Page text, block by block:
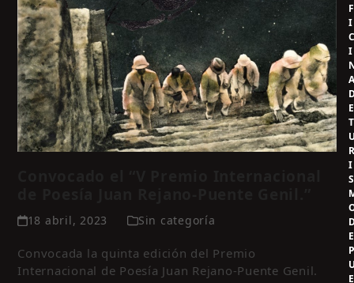
18 abril, 2023 Sin categoría
Convocada la quinta edición del Premio
Internacional de Poesía Juan Rejano-Puente Genil.
F
I
I
E
T
I
S
E
E